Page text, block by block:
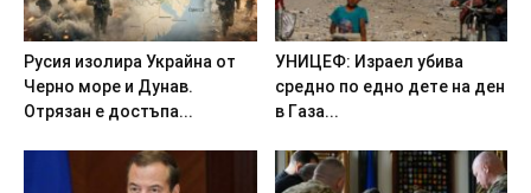
Pycия изoлиpa Укpaйнa oт
Чepнo мope и Дyнaв.
Oтpязaн e дocтъпa...
УHИЦEФ: Изpaeл yбивa
cpeднo пo eднo дeтe нa дeн
в Гaзa...